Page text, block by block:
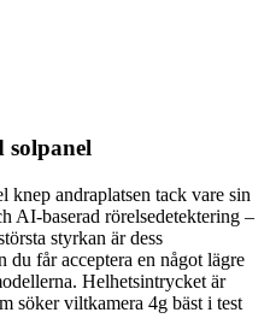
solpanel
knep andraplatsen tack vare sin
AI-baserad rörelsedetektering –
styrkan är dess
du får acceptera en något lägre
Helhetsintrycket är
söker viltkamera 4g bäst i test